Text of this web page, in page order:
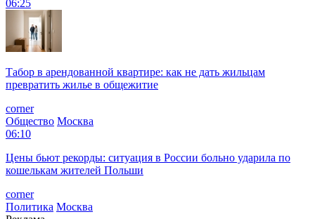
06:25
Табор в арендованной квартире: как не дать жильцам
превратить жилье в общежитие
corner
Общество Москва
06:10
Цены бьют рекорды: ситуация в России больно ударила по
кошелькам жителей Польши
corner
Политика Москва